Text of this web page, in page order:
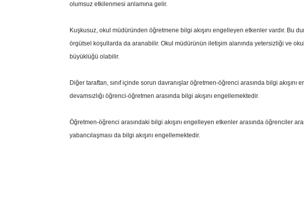
olumsuz etkilenmesi anlamına gelir.
Kuşkusuz, okul müdüründen öğretmene bilgi akışını engelleyen etkenler vardır. Bu
örgütsel koşullarda da aranabilir. Okul müdürünün iletişim alanında yetersizliği ve
büyüklüğü olabilir.
Diğer taraftan, sınıf içinde sorun davranışlar öğretmen-öğrenci arasında bilgi akışını
devamsızlığı öğrenci-öğretmen arasında bilgi akışını engellemektedir.
Öğretmen-öğrenci arasındaki bilgi akışını engelleyen etkenler arasında öğrenciler
yabancılaşması da bilgi akışını engellemektedir.